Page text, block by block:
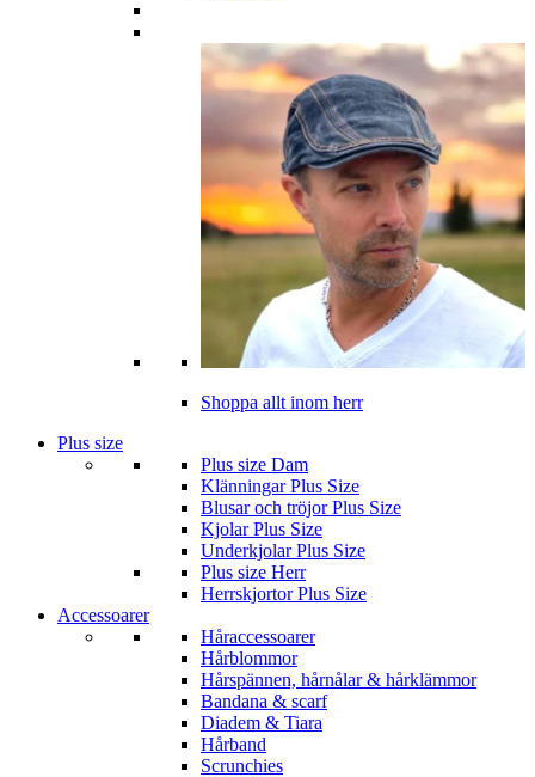
Shoppa allt inom herr
Plus size
Plus size Dam
Klänningar Plus Size
Blusar och tröjor Plus Size
Kjolar Plus Size
Underkjolar Plus Size
Plus size Herr
Herrskjortor Plus Size
Accessoarer
Håraccessoarer
Hårblommor
Hårspännen, hårnålar & hårklämmor
Bandana & scarf
Diadem & Tiara
Hårband
Scrunchies